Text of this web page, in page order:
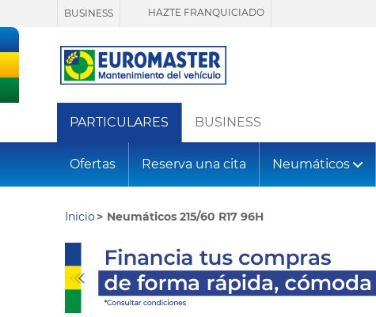
BUSINESS HAZTE FRANQUICIADO
PARTICULARES BUSINESS
Ofertas Reserva una cita Neumáticos
Inicio Neumáticos 215/60 R17 96H